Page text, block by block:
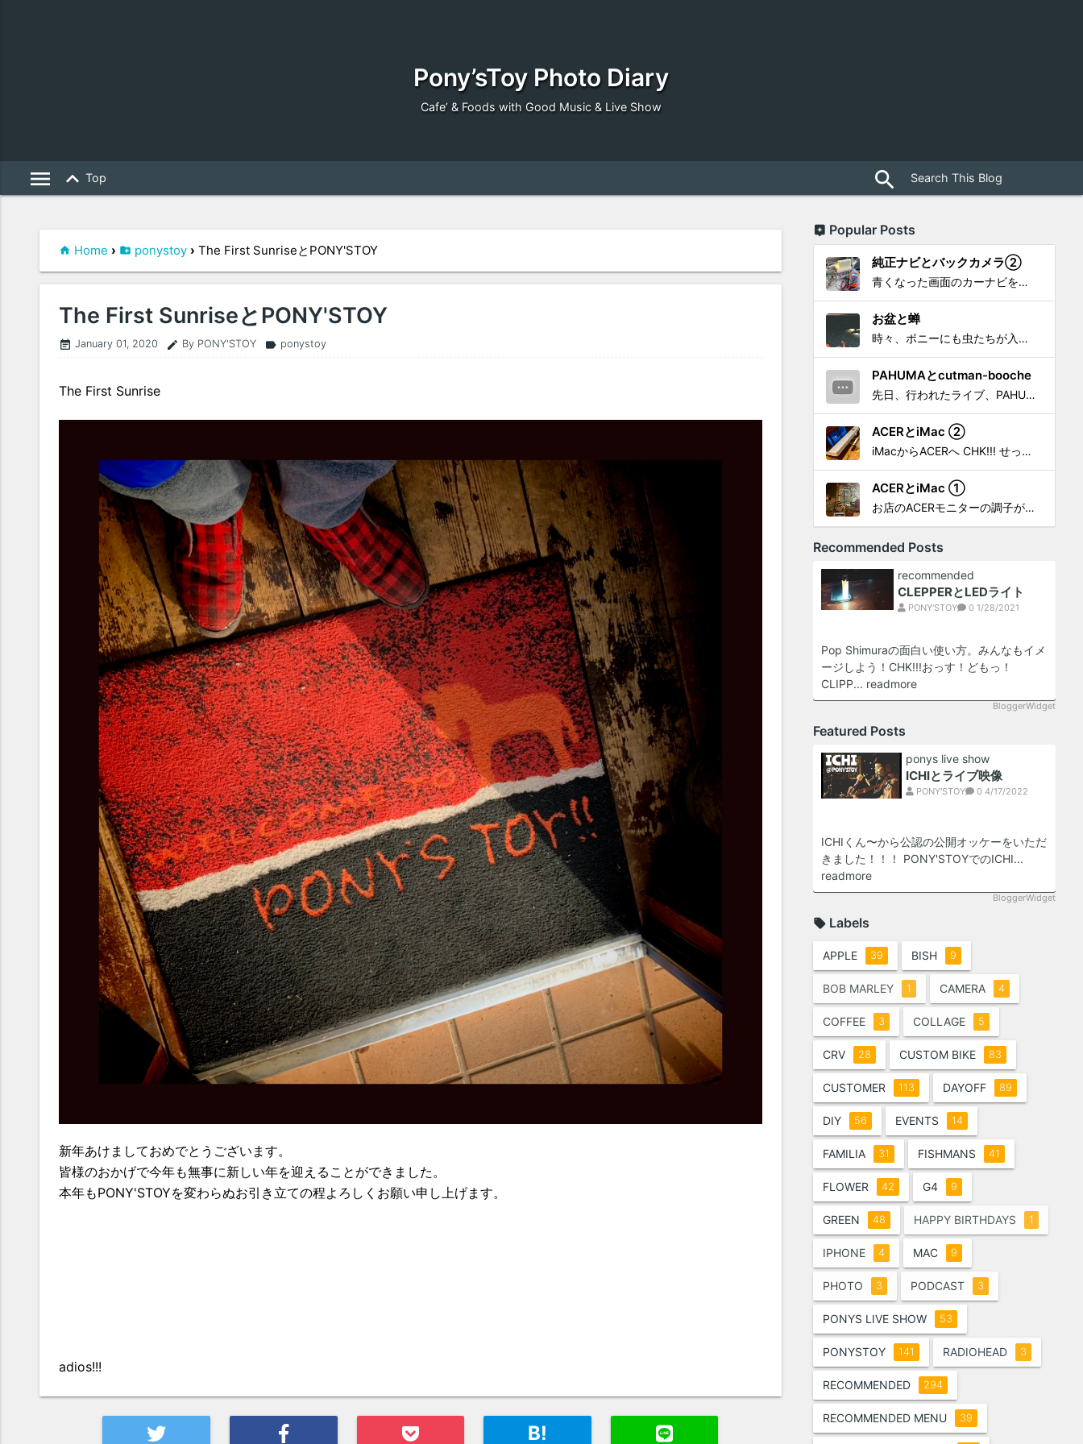
Pony’sToy Photo Diary
Cafe’ & Foods with Good Music & Live Show
menu keyboard_arrow_up Top search
Home › ponystoy › The First SunriseとPONY'STOY
The First SunriseとPONY'STOY
event_note January 01, 2020 edit By PONY'STOY label ponystoy
The First Sunrise
新年あけましておめでとうございます。
皆様のおかげで今年も無事に新しい年を迎えることができました。
本年もPONY'STOYを変わらぬお引き立ての程よろしくお願い申し上げます。
adios!!!
B!
Popular Posts
純正ナビとバックカメラ②
青くなった画面のカーナビをポン付で簡単に交換、出来ると思っていたら意外と闇多め!!!なDAY①から続く今回は、DAY②。 テスターで調べてみたのだが、結果的にバックカメラからナビ裏まで来てる、配線を見つけることが出来なかった前回。気付けば闇w。 さてさて、この頃のDVDナビ的なT...
お盆と蝉
時々、ポニーにも虫たちが入ってきます。 特にお盆の頃はどの虫かと気になり探してしまう。 今まではキリギリスやすいっちょん、今思えば今年は蝉だったのかな。
PAHUMAとcutman-booche
先日、行われたライブ、PAHUMA a.k.a 金 佑龍 at PONY'STOYから〜 cutman-booche時代の楽曲「立ち上がれ」を映像化させてもらいました。 茅ヶ崎の名店 FROGGIES〜さんで ウリョンはマンススリー・ライブを行っています！ そのライブでウ...
ACERとiMac ②
iMacからACERへ CHK!!! せっかく設置したんだけど〜 画面が真っ暗じゃしょうがないわな。 元のACERモニターを再度、設置🔥 画面のチラツキ、乱れなど不具合、多めですが 見れないより良い。 iMacへ繋いだ時、疑問があった。 せっかくの解像度を生かしてないこと。 2...
ACERとiMac ①
お店のACERモニターの調子がイマイチなので魔改造したiMacと入れ替え 外は豪雨、何処へも行かない火曜。 コツコツ作業スタートです!!! CHK!!! 何年かぶりにモニターを降ろした。 配線がぐちゃぐちゃ😂 要らないケーブルなど、使っていない部材などなど片付けて、拭き掃除w。...
Recommended Posts
recommended
CLEPPERとLEDライト
PONY'STOY 0 1/28/2021
Pop Shimuraの面白い使い方。みんなもイメ
ージしよう！CHK!!!おっす！どもっ！
CLIPP... readmore
BloggerWidget
Featured Posts
ponys live show
ICHIとライブ映像
PONY'STOY 0 4/17/2022
ICHIくん〜から公認の公開オッケーをいただ
きました！！！ PONY'STOYでのICHI...
readmore
BloggerWidget
Labels
APPLE 39 BISH 9
BOB MARLEY 1 CAMERA 4
COFFEE 3 COLLAGE 5
CRV 28 CUSTOM BIKE 83
CUSTOMER 113 DAYOFF 89
DIY 56 EVENTS 14
FAMILIA 31 FISHMANS 41
FLOWER 42 G4 9
GREEN 48 HAPPY BIRTHDAYS 1
IPHONE 4 MAC 9
PHOTO 3 PODCAST 3
PONYS LIVE SHOW 53
PONYSTOY 141 RADIOHEAD 3
RECOMMENDED 294
RECOMMENDED MENU 39